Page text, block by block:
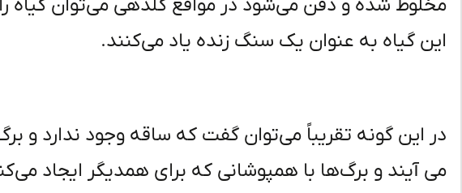
مخلوط شده و دفن می‌شود در مواقع گلدهی می‌توان گیاه
این گیاه به عنوان یک سنگ زنده یاد می‌کنند.
در این گونه تقریباً می‌توان گفت که ساقه وجود ندارد و
می آیند و برگ‌ها با همپوشانی که برای همدیگر ایجاد